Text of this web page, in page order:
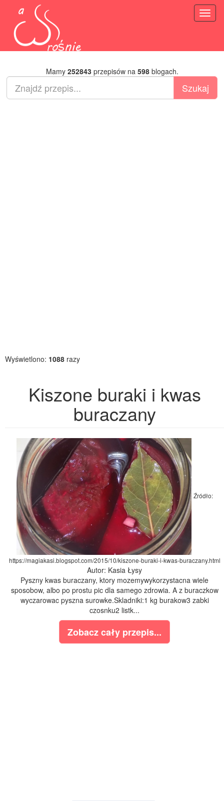
Mamy 252843przepisów na 598blogach.
Wyświetlono: 1088 razy
Kiszone buraki i kwas
buraczany
Źródło:
https://magiakasi.blogspot.com/2015/10/kiszone-buraki-i-kwas-buraczany.html
Autor: Kasia Łysy
Pyszny kwas buraczany, ktory mozemywykorzystacna wiele
sposobow, albo po prostu pic dla samego zdrowia. A z buraczkow
wyczarowac pyszna surowke.Skladniki:1 kg burakow3 zabki
czosnku2 listk...
Zobacz cały przepis...